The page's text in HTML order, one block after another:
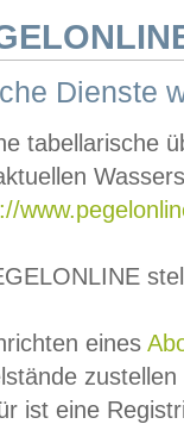
Dienste
tabellarische
eines
ist eine